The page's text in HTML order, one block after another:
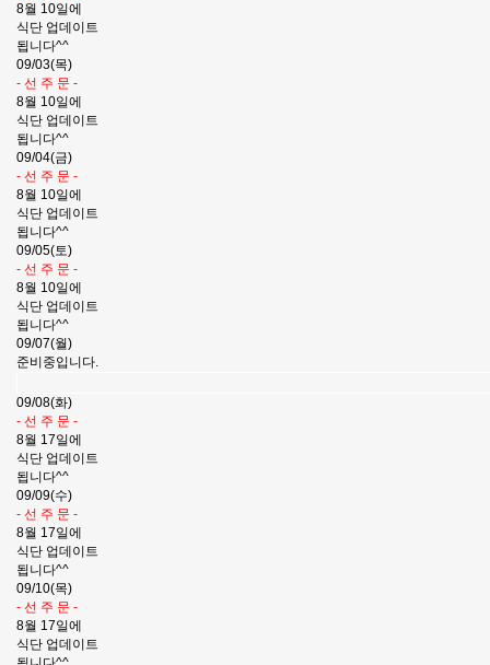
8월 10일에
식단 업데이트
됩니다^^
09/03(목)
- 선 주 문 -
8월 10일에
식단 업데이트
됩니다^^
09/04(금)
- 선 주 문 -
8월 10일에
식단 업데이트
됩니다^^
09/05(토)
- 선 주 문 -
8월 10일에
식단 업데이트
됩니다^^
09/07(월)
준비중입니다.
09/08(화)
- 선 주 문 -
8월 17일에
식단 업데이트
됩니다^^
09/09(수)
- 선 주 문 -
8월 17일에
식단 업데이트
됩니다^^
09/10(목)
- 선 주 문 -
8월 17일에
식단 업데이트